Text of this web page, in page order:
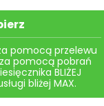
pomocą przelewu
pomocą pobrań
BLIŻEJ
bliżej MAX.